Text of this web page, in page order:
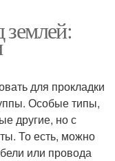
для прокладки
Особые типы,
другие, но с
То есть, можно
или провода